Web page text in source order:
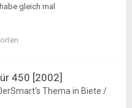
gleich mal
450 [2002]
's Thema in Biete /